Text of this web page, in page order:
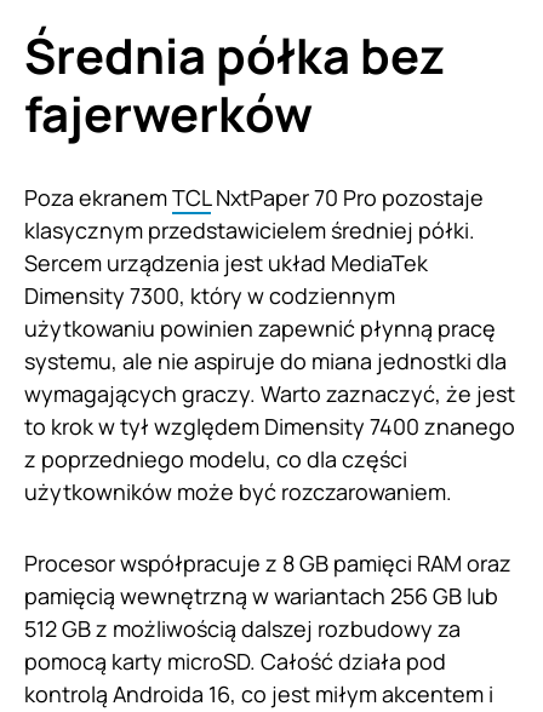
Średnia półka bez
fajerwerków
Poza ekranemTCLNxtPaper 70 Pro pozostaje
klasycznym przedstawicielem średniej półki.
Sercem urządzenia jest układ MediaTek
Dimensity 7300, który w codziennym
użytkowaniu powinien zapewnić płynną pracę
systemu, ale nie aspiruje do miana jednostki dla
wymagających graczy. Warto zaznaczyć, że jest
to krok w tył względem Dimensity 7400 znanego
z poprzedniego modelu, co dla części
użytkowników może być rozczarowaniem.
Procesor współpracuje z 8 GB pamięci RAM oraz
pamięcią wewnętrzną w wariantach 256 GB lub
512 GB z możliwością dalszej rozbudowy za
pomocą karty microSD. Całość działa pod
kontrolą Androida 16, co jest miłym akcentem i